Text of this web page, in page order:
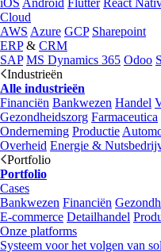
iOS Android Flutter React
Cloud
AWS Azure GCP Sharepoint
ERP& CRM
SAP MS Dynamics 365 Odoo
Industrieën
Alle industrieën
Financiën Bankwezen Handel
Gezondheidszorg Farmaceutica
Onderneming Productie
Overheid Energie &
Portfolio
Portfolio
Cases
Bankwezen Financiën
E-commerce Detailhandel
Onze platforms
Systeem voor het volgen van